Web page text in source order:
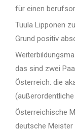
für einen
Tuula Lipponen zu
Grund positiv
das sind zwei
Österreich: die
Österreichische
deutsche Meister